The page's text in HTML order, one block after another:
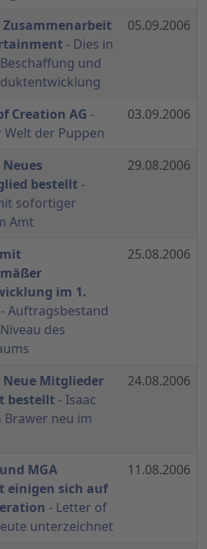
Zusammenarbeit
- Dies in
und
05.09.2006
Creation AG -
Welt der Puppen
03.09.2006
bestellt -
sofortiger
Amt
29.08.2006
im 1.
- Auftragsbestand
des
25.08.2006
Mitglieder
bestellt - Isaac
Brawer neu im
24.08.2006
MGA
einigen sich auf
- Letter of
unterzeichnet
11.08.2006